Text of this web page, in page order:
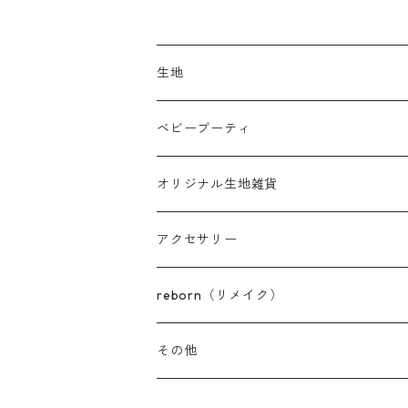
生地
クロスチェック柄
ポップ
スモーキー
ベビーブーティ
パイルベビーブーティ
ボアベビーブーティ
セレモニーベビーブーティ
オリジナル生地雑貨
アクセサリー
reborn（リメイク）
その他